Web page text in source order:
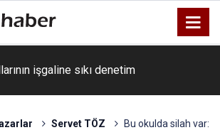
işgaline sıkı denetim
Servet TÖZ
Bu okulda silah var: